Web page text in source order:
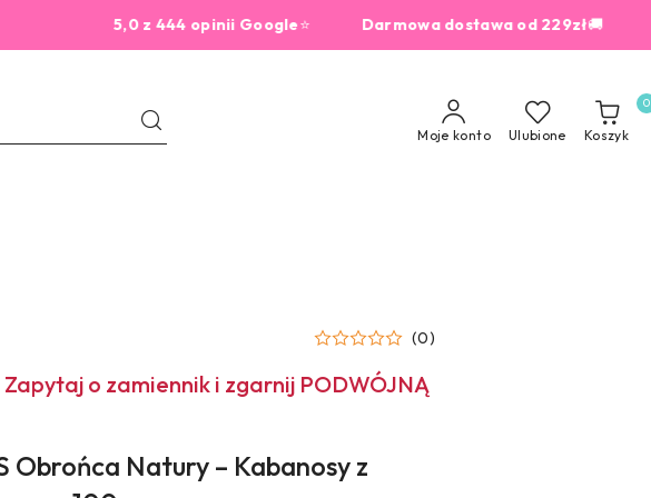
5,0 z 444 opinii Google⭐ Darmowa dostawa od 229zł🚚
Moje konto Ulubione Koszyk
0
(0)
o zamiennik i zgarnij PODWÓJNĄ
Obrońca Natury – Kabanosy z